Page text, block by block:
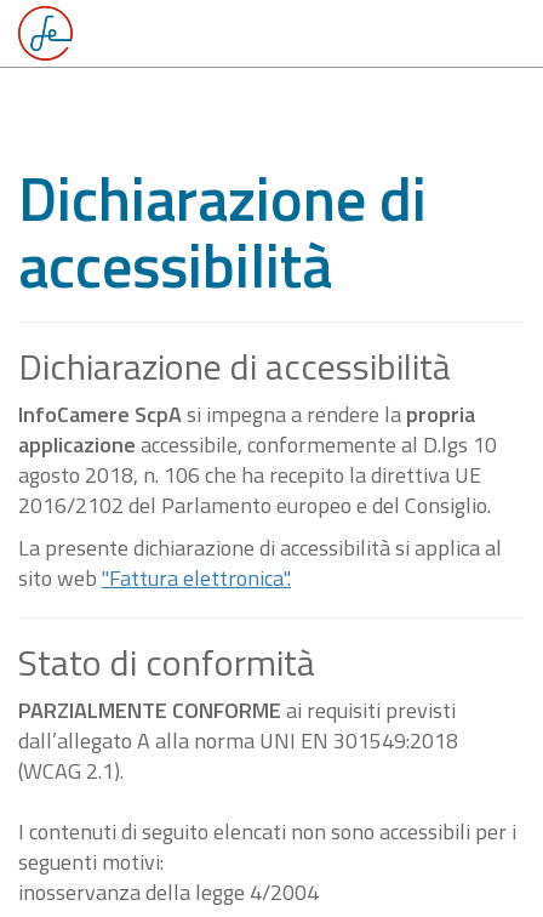
Dichiarazione di
accessibilità
Dichiarazione di accessibilità
InfoCamere ScpAsi impegna a rendere lapropria
applicazioneaccessibile, conformemente al D.lgs 10
agosto 2018, n. 106 che ha recepito la direttiva UE
2016/2102 del Parlamento europeo e del Consiglio.
La presente dichiarazione di accessibilità si applica al
sito web"Fattura elettronica".
Stato di conformità
PARZIALMENTE CONFORMEai requisiti previsti
dall’allegato A alla norma UNI EN 301549:2018
(WCAG 2.1).
I contenuti di seguito elencati non sono accessibili per i
seguenti motivi:
inosservanza della legge 4/2004